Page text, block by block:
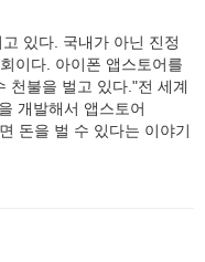
있다. 국내가 아닌 진정
이다. 아이폰 앱스토어를
천불을 벌고 있다."전 세계
개발해서 앱스토어
돈을 벌 수 있다는 이야기